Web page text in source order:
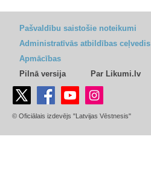
Pašvaldību saistošie noteikumi
Administratīvās atbildības ceļvedis
Apmācības
Pilnā versija
Par Likumi.lv
© Oficiālais izdevējs "Latvijas Vēstnesis"